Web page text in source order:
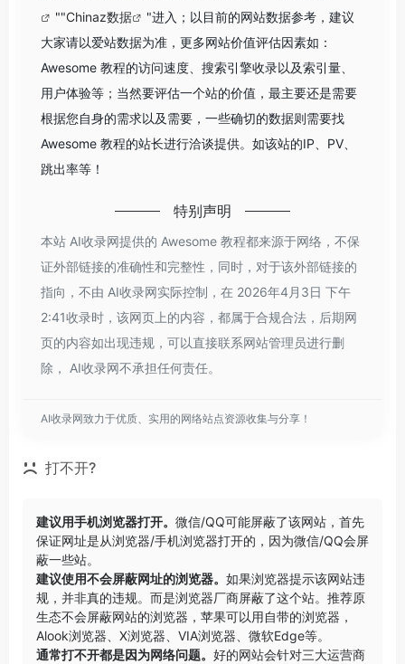
""Chinaz数据
"进入；以目前的网站数据参考，建议
大家请以爱站数据为准，更多网站价值评估因素如：
Awesome 教程的访问速度、搜索引擎收录以及索引量、
用户体验等；当然要评估一个站的价值，最主要还是需要
根据您自身的需求以及需要，一些确切的数据则需要找
Awesome 教程的站长进行洽谈提供。如该站的IP、PV、
跳出率等！
特别声明
本站 AI收录网提供的 Awesome 教程都来源于网络，不保
证外部链接的准确性和完整性，同时，对于该外部链接的
指向，不由 AI收录网实际控制，在 2026年4月3日 下午
2:41收录时，该网页上的内容，都属于合规合法，后期网
页的内容如出现违规，可以直接联系网站管理员进行删
除， AI收录网不承担任何责任。
AI收录网致力于优质、实用的网络站点资源收集与分享！
打不开?
建议用手机浏览器打开。 微信/QQ可能屏蔽了该网站，首先
保证网址是从浏览器/手机浏览器打开的，因为微信/QQ会屏
蔽一些站。
建议使用不会屏蔽网址的浏览器。 如果浏览器提示该网站违
规，并非真的违规。而是浏览器厂商屏蔽了这个站。推荐原
生态不会屏蔽网站的浏览器，苹果可以用自带的浏览器，
Alook浏览器
X浏览器 VIA浏览器 微软Edge等。
通常打不开都是因为网络问题。 好的网站会针对三大运营商